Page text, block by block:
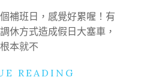
補班日，感覺好累喔！有
休方式造成假日大塞車，
本就不
READING